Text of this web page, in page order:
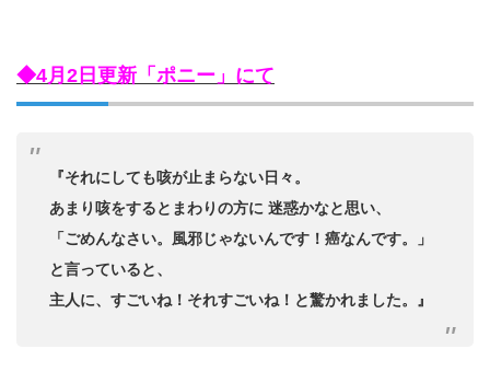
◆4月2日更新「ポニー」にて
『それにしても咳が止まらない日々。
あまり咳をするとまわりの方に 迷惑かなと思い、
「ごめんなさい。風邪じゃないんです！癌なんです。」
と言っていると、
主人に、すごいね！それすごいね！と驚かれました。』